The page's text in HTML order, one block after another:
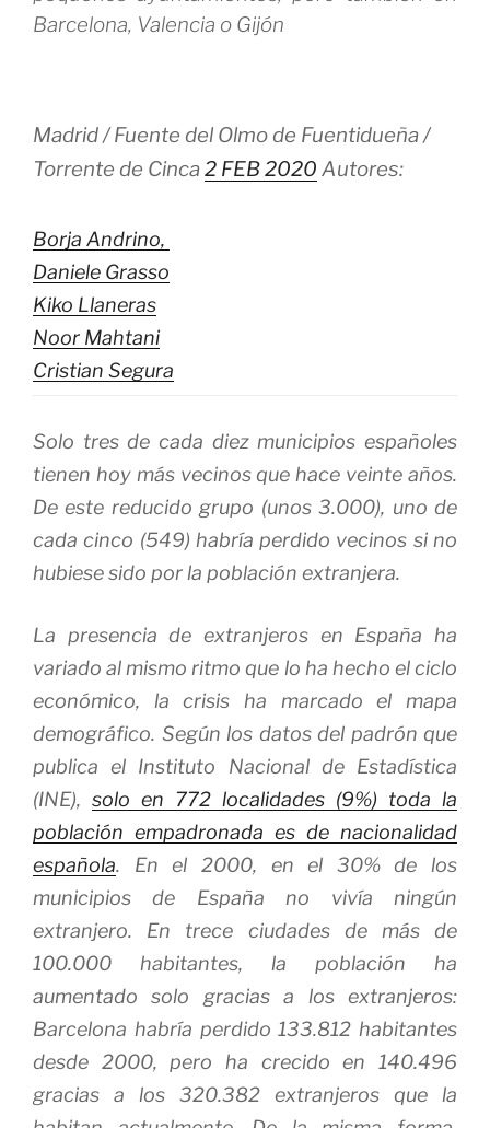
Barcelona, Valencia o Gijón
Madrid / Fuente del Olmo de Fuentidueña /
Torrente de Cinca2 FEB 2020 Autores:
Borja Andrino,
Daniele Grasso
Kiko Llaneras
Noor Mahtani
Cristian Segura
Solo tres de cada diez municipios españoles
tienen hoy más vecinos que hace veinte años.
De este reducido grupo (unos 3.000), uno de
cada cinco (549) habría perdido vecinos si no
hubiese sido por la población extranjera.
La presencia de extranjeros en España ha
variado al mismo ritmo que lo ha hecho el ciclo
económico, la crisis ha marcado el mapa
demográfico. Según los datos del padrón que
publica el Instituto Nacional de Estadística
(INE), solo en 772 localidades (9%) toda la
población empadronada es de nacionalidad
española. En el 2000, en el 30% de los
municipios de España no vivía ningún
extranjero. En trece ciudades de más de
100.000 habitantes, la población ha
aumentado solo gracias a los extranjeros:
Barcelona habría perdido 133.812 habitantes
desde 2000, pero ha crecido en 140.496
gracias a los 320.382 extranjeros que la